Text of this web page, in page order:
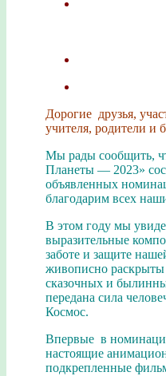
Дорогие друзья,
учителя, родители и
Мы рады сообщить,
Планеты — 2023»
объявленных
благодарим всех
В этом году мы
выразительные
заботе и защите
живописно
сказочных и
передана сила
Космос.
Впервые в
настоящие
подкрепленные